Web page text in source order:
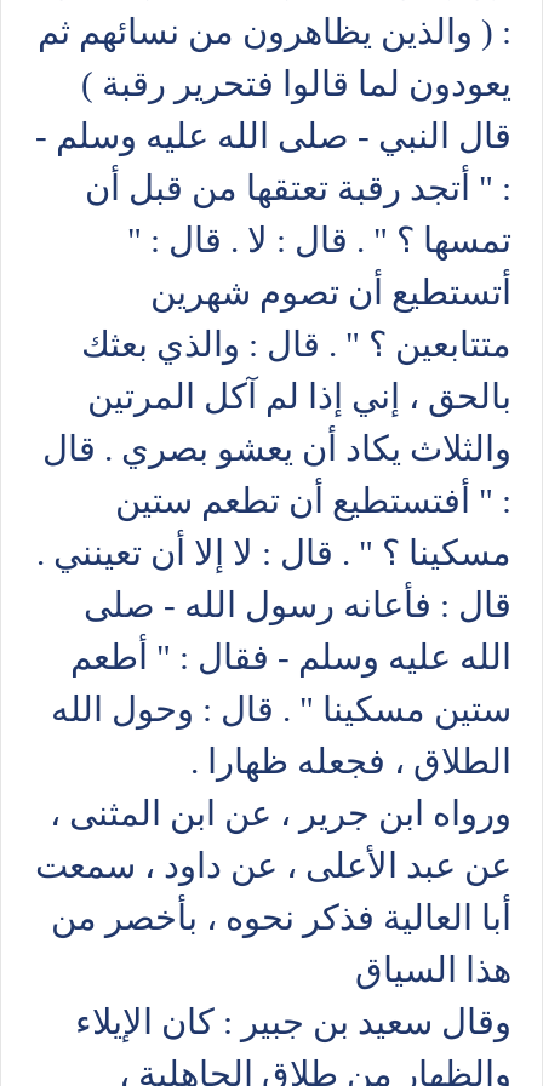
: ( والذين يظاهرون من نسائهم ثم
يعودون لما قالوا فتحرير رقبة )
قال النبي - صلى الله عليه وسلم -
: " أتجد رقبة تعتقها من قبل أن
تمسها ؟ " . قال : لا . قال : "
أتستطيع أن تصوم شهرين
متتابعين ؟ " . قال : والذي بعثك
بالحق ، إني إذا لم آكل المرتين
والثلاث يكاد أن يعشو بصري . قال
: " أفتستطيع أن تطعم ستين
مسكينا ؟ " . قال : لا إلا أن تعينني .
قال : فأعانه رسول الله - صلى
الله عليه وسلم - فقال : " أطعم
ستين مسكينا " . قال : وحول الله
الطلاق ، فجعله ظهارا .
ورواه ابن جرير ، عن ابن المثنى ،
عن عبد الأعلى ، عن داود ، سمعت
أبا العالية فذكر نحوه ، بأخصر من
هذا السياق
وقال سعيد بن جبير : كان الإيلاء
والظهار من طلاق الجاهلية ،